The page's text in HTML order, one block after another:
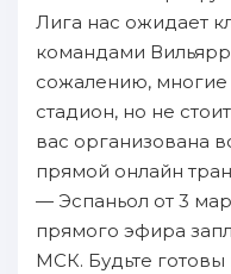
Лига нас ожидает
командами
сожалению, многие
стадион, но не
вас организована
прямой онлайн
— Эспаньол от 3
прямого эфира
МСК. Будьте